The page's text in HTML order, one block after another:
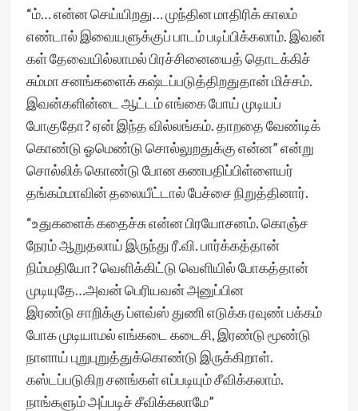
“ம்… என்ன செய்யிறது… முந்தின மாதிரிக் காலம்
எண்டால் இவையளுக்குப் பாடம் படிப்பிக்கலாம். இவன்
கள் தேவையில்லாமல் பிரச்சினையைத் தொடக்கிச்
சும்மா சனங்களைக் கஷ்டப்படுத்திறதுதான் மிச்சம்.
இவன்களின்டை ஆட்டம் எங்கை போய் முடியப்
போகுதோ? ஏன் இந்த வில்லங்கம். தாறதை வேண்டிக்
கொண்டு ஓமெண்டு சொல்லுறதுக்கு என்ன” என்று
சொல்லிக் கொண்டு போன கணபதிப்பிள்ளையர்
தங்கம்மாவின் தலையீட்டால் பேச்சை நிறுத்தினார்.
“உதுகளைக் கதைச்சு என்ன பிரயோசனம். கொஞ்ச
நேரம் ஆறுதலாய் இருந்து ரீ.வி. பார்க்கத்தான்
நிம்மதியோ? வெளிக்கிட்டு வெளியில் போகத்தான்
முடியுதே…அவன் பெரியவன் அனுப்பின
இரண்டு சாறிக்கு ப்ளவ்ஸ் துணி எடுக்க ரவுண் பக்கம்
போக முடியாமல் எங்கடை கடைசி, இரண்டு மூண்டு
நாளாய் புறுபுறுத்துக்கொண்டு இருக்கிறாள்.
கஸ்டப்படுகிற சனங்கள் எப்படியும் சீவிக்கலாம்.
நாங்களும் அப்படிச் சீவிக்கலாமே”